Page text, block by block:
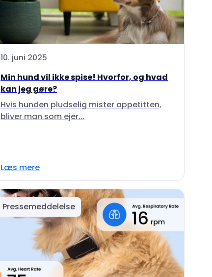
10. juni 2025
Min hund vil ikke spise! Hvorfor, og hvad
kan jeg gøre?
Hvis hunden pludselig mister appetitten,
bliver man som ejer...
Læs mere
Pressemeddelelse